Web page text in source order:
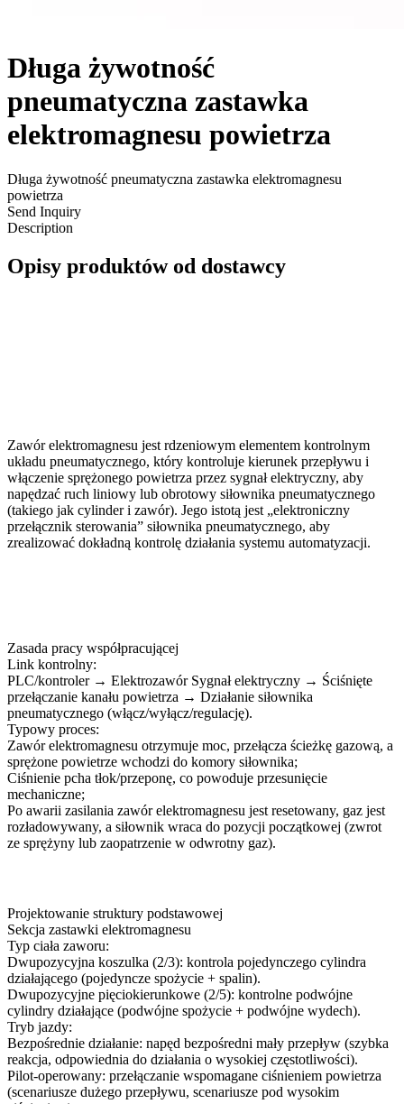
Długa żywotność
pneumatyczna zastawka
elektromagnesu powietrza
Długa żywotność pneumatyczna zastawka elektromagnesu
powietrza
Send Inquiry
Description
Opisy produktów od dostawcy
Zawór elektromagnesu jest rdzeniowym elementem kontrolnym
układu pneumatycznego, który kontroluje kierunek przepływu i
włączenie sprężonego powietrza przez sygnał elektryczny, aby
napędzać ruch liniowy lub obrotowy siłownika pneumatycznego
(takiego jak cylinder i zawór). Jego istotą jest „elektroniczny
przełącznik sterowania” siłownika pneumatycznego, aby
zrealizować dokładną kontrolę działania systemu automatyzacji.
Zasada pracy współpracującej
Link kontrolny:
PLC/kontroler → Elektrozawór Sygnał elektryczny → Ściśnięte
przełączanie kanału powietrza → Działanie siłownika
pneumatycznego (włącz/wyłącz/regulację).
Typowy proces:
Zawór elektromagnesu otrzymuje moc, przełącza ścieżkę gazową, a
sprężone powietrze wchodzi do komory siłownika;
Ciśnienie pcha tłok/przeponę, co powoduje przesunięcie
mechaniczne;
Po awarii zasilania zawór elektromagnesu jest resetowany, gaz jest
rozładowywany, a siłownik wraca do pozycji początkowej (zwrot
ze sprężyny lub zaopatrzenie w odwrotny gaz).
Projektowanie struktury podstawowej
Sekcja zastawki elektromagnesu
Typ ciała zaworu:
Dwupozycyjna koszulka (2/3): kontrola pojedynczego cylindra
działającego (pojedyncze spożycie + spalin).
Dwupozycyjne pięciokierunkowe (2/5): kontrolne podwójne
cylindry działające (podwójne spożycie + podwójne wydech).
Tryb jazdy:
Bezpośrednie działanie: napęd bezpośredni mały przepływ (szybka
reakcja, odpowiednia do działania o wysokiej częstotliwości).
Pilot-operowany: przełączanie wspomagane ciśnieniem powietrza
(scenariusze dużego przepływu, scenariusze pod wysokim